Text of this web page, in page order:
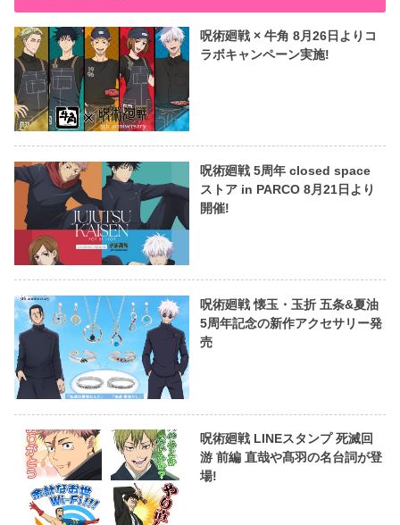
呪術廻戦 × 牛角 8月26日よりコ
ラボキャンペーン実施!
呪術廻戦 5周年 closed space
ストア in PARCO 8月21日より
開催!
呪術廻戦 懐玉・玉折 五条&夏油
5周年記念の新作アクセサリー発
売
呪術廻戦 LINEスタンプ 死滅回
游 前編 直哉や髙羽の名台詞が登
場!